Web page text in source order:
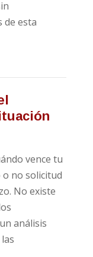
de esta
vence tu
no solicitud
No existe
análisis